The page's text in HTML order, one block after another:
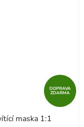
DOPRAVA
ZDARMA
maska 1:1